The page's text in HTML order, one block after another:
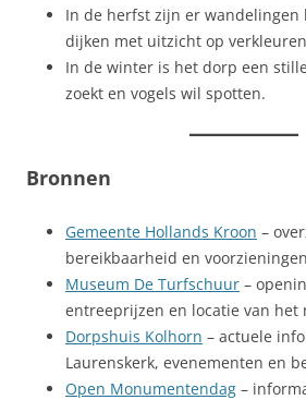
In de herfst zijn er wandelingen
dijken met uitzicht op
In de winter is het dorp een
zoekt en vogels wil spotten.
Bronnen
Gemeente Hollands Kroon –
bereikbaarheid en
Museum De Turfschuur –
entreeprijzen en locatie van het
Dorpshuis Kolhorn – actuele
Laurenskerk, evenementen en
Open Monumentendag –